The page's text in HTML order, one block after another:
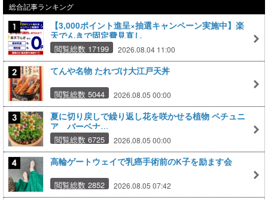
総合記事ランキング
【3,000ポイント進呈×抽選キャンペーン実施中】楽
天でんきで固定費見直し
閲覧総数 17199
2026.08.04 11:00
てんや名物 たれづけ大江戸天丼
閲覧総数 5044 2026.08.05 00:00
夏に切り戻しで繰り返し花を咲かせる植物 ペチュニ
ア バーベナ…
閲覧総数 6725
2026.08.05 00:00
高輪ゲートウェイで乳癌手術前のK子を励ます会
閲覧総数 2852 2026.08.05 07:42